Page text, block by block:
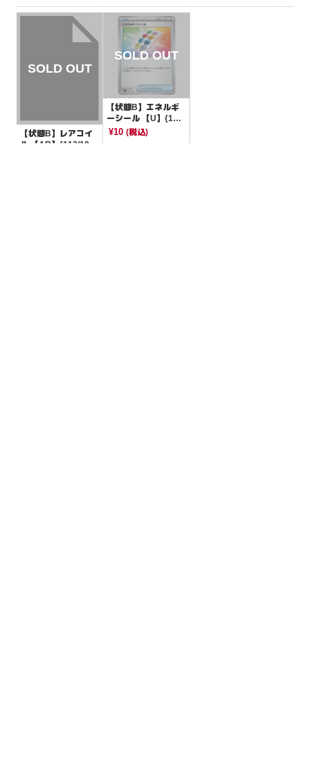
【状態B】レアコイ
ル 【AR】{112/106}
【状態B】エネルギ
ーシール 【U】{152/
165}[SV2a]
¥10(税込)